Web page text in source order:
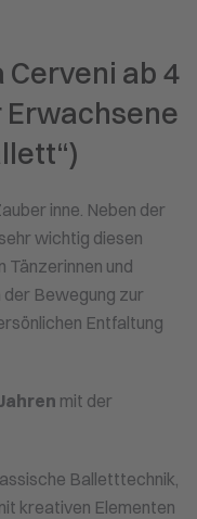
ab 4
inne. Neben der
wichtig diesen
Tänzerinnen und
der Bewegung zur
Entfaltung
mit der
Balletttechnik,
kreativen Elementen